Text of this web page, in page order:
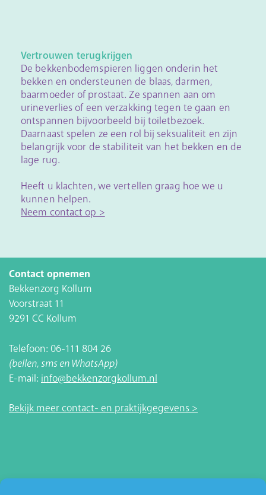
Vertrouwen terugkrijgen
De bekkenbodemspieren liggen onderin het
bekken en ondersteunen de blaas, darmen,
baarmoeder of prostaat. Ze spannen aan om
urineverlies of een verzakking tegen te gaan en
ontspannen bijvoorbeeld bij toiletbezoek.
Daarnaast spelen ze een rol bij seksualiteit en zijn
belangrijk voor de stabiliteit van het bekken en de
lage rug.
Heeft u klachten, we vertellen graag hoe we u
kunnen helpen.
Neem contact op >
Contact opnemen
Bekkenzorg Kollum
Voorstraat 11
9291 CC Kollum
Telefoon: 06-111 804 26
(bellen, sms en WhatsApp)
E-mail: info@bekkenzorgkollum.nl
Bekijk meer contact- en praktijkgegevens >